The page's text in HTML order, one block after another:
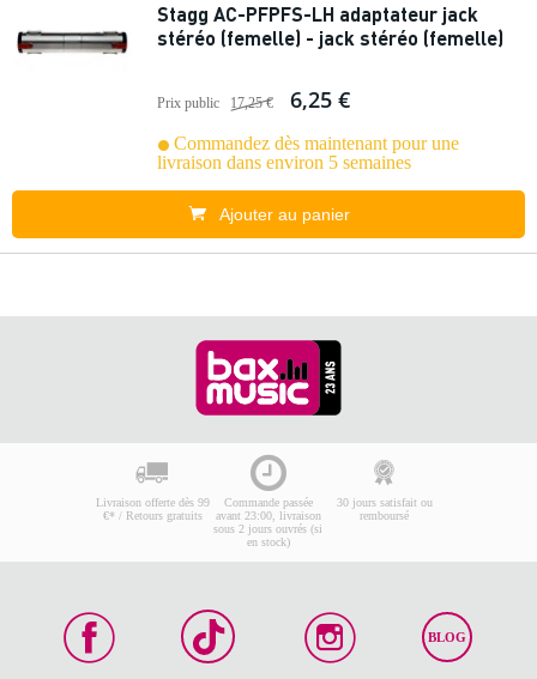
Stagg AC-PFPFS-LH adaptateur jack
stéréo (femelle) - jack stéréo (femelle)
Prix public 17,25 € 6,25 €
Commandez dès maintenant pour une
livraison dans environ 5 semaines
Ajouter au panier
Livraison offerte dès 99
€* / Retours gratuits
Commande passée
avant 23:00, livraison
sous 2 jours ouvrés (si
en stock)
30 jours satisfait ou
remboursé
BLOG